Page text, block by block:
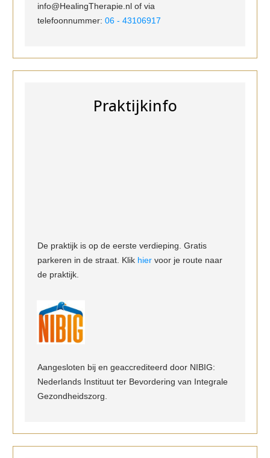
info@HealingTherapie.nl of via
telefoonnummer: 06 - 43106917
Praktijkinfo
De praktijk is op de eerste verdieping. Gratis
parkeren in de straat. Klik hier voor je route naar
de praktijk.
Aangesloten bij en geaccrediteerd door NIBIG:
Nederlands Instituut ter Bevordering van Integrale
Gezondheidszorg.